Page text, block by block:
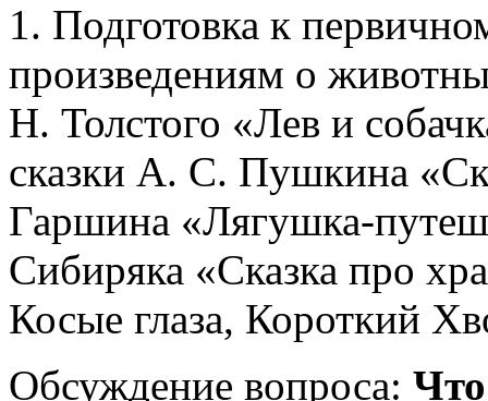
1. Подготовка к
произведениям о
Н. Толстого «Лев и
сказки А. С. Пушкина
Гаршина «Лягушка-
Сибиряка «Сказка про
Косые глаза, Короткий
Обсуждение вопроса: Что